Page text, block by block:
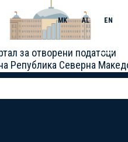
за отворени податоци
Република Северна
MK AL EN
Toggle